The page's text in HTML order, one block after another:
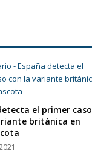
el primer caso
británica en